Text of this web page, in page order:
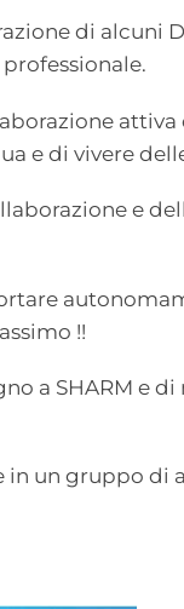
di
professionale.
e di vivere
e
!!
a SHARM e
un gruppo